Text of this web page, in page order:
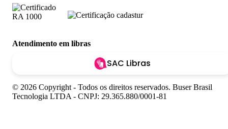
Atendimento em libras
SAC Libras
© 2026 Copyright - Todos os direitos reservados. Buser Brasil
Tecnologia LTDA - CNPJ: 29.365.880/0001-81